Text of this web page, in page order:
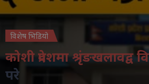
विशेष भिडियो
कोशी प्रदेशमा श्रृंङखलावद्व
परे